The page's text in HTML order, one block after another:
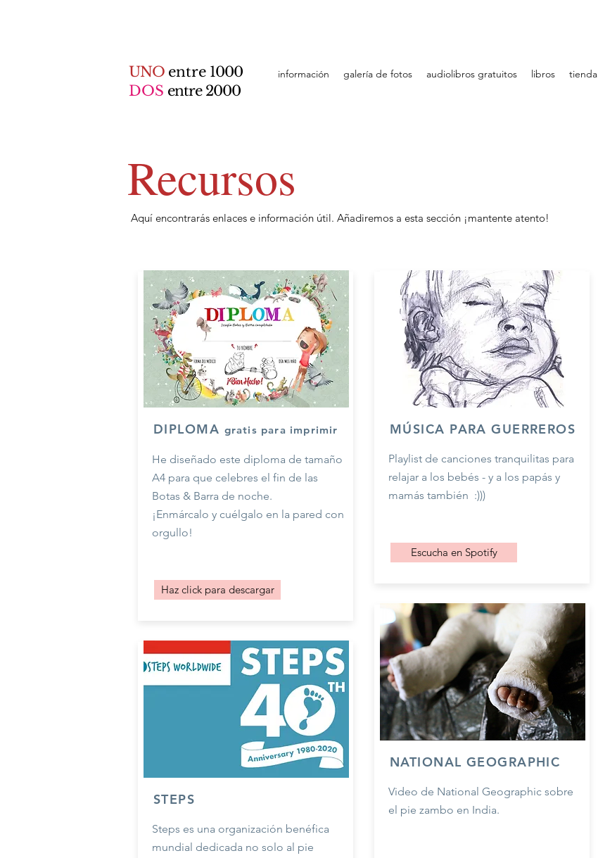
UNO entre 1000
DOS entre 2000
información galería de fotos audiolibros gratuitos libros tienda
Recursos
Aquí encontrarás enlaces e información útil. Añadiremos a esta sección ¡mantente atento!
DIPLOMA gratis para imprimir
He diseñado este diploma de tamaño
A4 para que celebres el fin de las
Botas & Barra de noche.
¡Enmárcalo y cuélgalo en la pared con
orgullo!
Haz click para descargar
STEPS
Steps es una organización benéfica
mundial dedicada no solo al pie
MÚSICA PARA GUERREROS
Playlist de canciones tranquilitas para
relajar a los bebés - y a los papás y
mamás también :)))
Escucha en Spotify
NATIONAL GEOGRAPHIC
Video de National Geographic sobre
el pie zambo en India.